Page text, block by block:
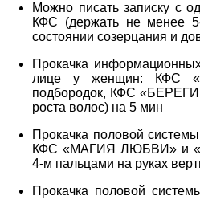
Можно писать записку с
КФС (держать не менее
состоянии созерцания и
Прокачка
лице у женщин: КФС
подбородок, КФС
роста волос) на 5 мин
Прокачка половой
КФС «МАГИЯ ЛЮБВИ» и
4-м пальцами на руках
Прокачка половой